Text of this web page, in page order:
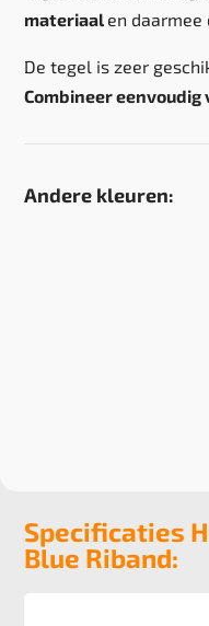
materiaalen daarmee
De tegel is zeer
Combineer
Andere kleuren:
Specificaties
Blue Riband: